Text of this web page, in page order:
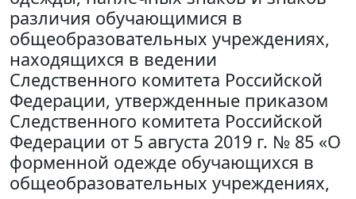
различия обучающимися в
общеобразовательных учреждениях,
находящихся в ведении
Следственного комитета Российской
Федерации, утвержденные приказом
Следственного комитета Российской
Федерации от 5 августа 2019 г. № 85 «О
форменной одежде обучающихся в
общеобразовательных учреждениях,